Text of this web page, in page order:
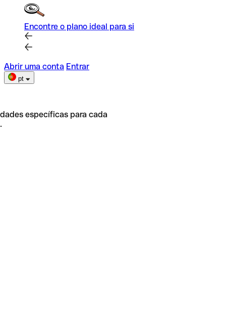
Encontre o plano ideal para si
Abrir uma conta Entrar
pt
específicas para cada